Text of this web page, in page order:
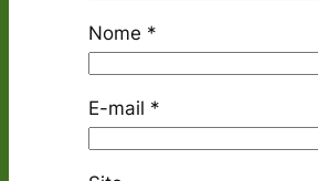
Nome *
E-mail *